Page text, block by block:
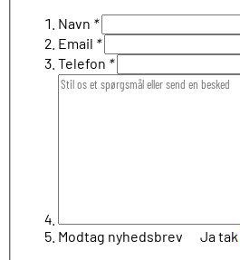
Navn *
Email *
Telefon *
Modtag nyhedsbrev Ja tak